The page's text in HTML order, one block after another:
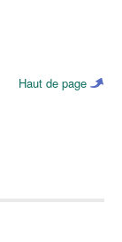
Haut de page